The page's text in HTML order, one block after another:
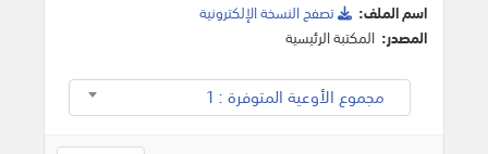
اسم الملف:
تصفح النسخة اﻹلكترونية
المصدر: المكتبة الرئيسية
مجموع الأوعية المتوفرة : 1